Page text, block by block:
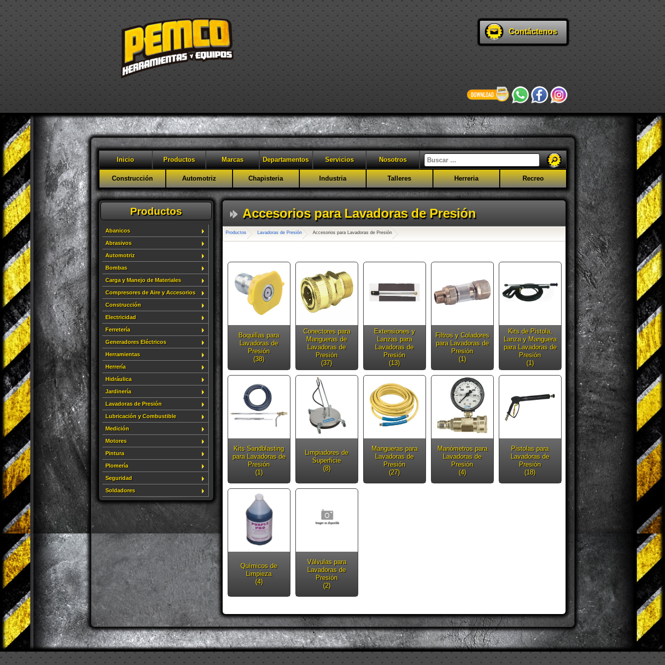
Contáctenos
Inicio Productos Marcas Departamentos Servicios Nosotros
Construcción Automotriz Chapisteria Industria Talleres Herreria Recreo
Productos
Abanicos
Abrasivos
Automotriz
Bombas
Carga y Manejo de Materiales
Compresores de Aire y Accesorios
Construcción
Electricidad
Ferretería
Generadores Eléctricos
Herramientas
Herrería
Hidráulica
Jardinería
Lavadoras de Presión
Lubricación y Combustible
Medición
Motores
Pintura
Plomería
Seguridad
Soldadores
Accesorios para Lavadoras de Presión
Productos Lavadoras de Presión Accesorios para Lavadoras de Presión
Boquillas para
Lavadoras de
Presión
(38)
Conectores para
Mangueras de
Lavadoras de
Presión
(37)
Extensiones y
Lanzas para
Lavadoras de
Presión
(13)
Filtros y Coladores
para Lavadoras de
Presión
(1)
Kits de Pistola,
Lanza y Manguera
para Lavadoras de
Presión
(1)
Kits Sandblasting
para Lavadoras de
Presión
(1)
Limpiadores de
Superficie
(8)
Mangueras para
Lavadoras de
Presión
(27)
Manómetros para
Lavadoras de
Presión
(4)
Pistolas para
Lavadoras de
Presión
(18)
Químicos de
Limpieza
(4)
Válvulas para
Lavadoras de
Presión
(2)